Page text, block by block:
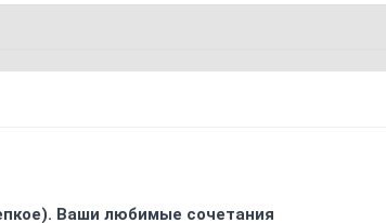
Ваши любимые сочетания